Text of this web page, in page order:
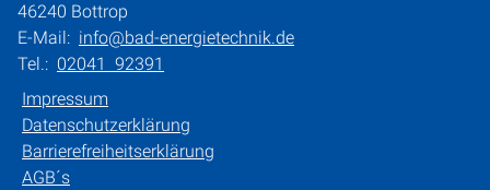
46240 Bottrop
E-Mail: info@bad-energietechnik.de
Tel.: 02041 92391
Impressum
Datenschutzerklärung
Barrierefreiheitserklärung
AGB´s